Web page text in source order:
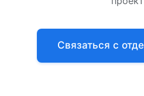
Связаться с